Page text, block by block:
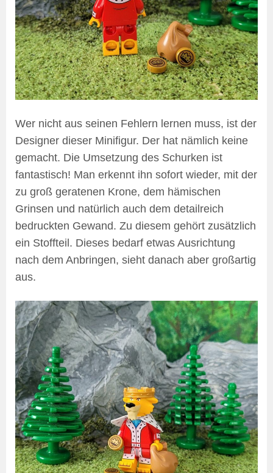
Wer nicht aus seinen Fehlern lernen muss, ist der
Designer dieser Minifigur. Der hat nämlich keine
gemacht. Die Umsetzung des Schurken ist
fantastisch! Man erkennt ihn sofort wieder, mit der
zu groß geratenen Krone, dem hämischen
Grinsen und natürlich auch dem detailreich
bedruckten Gewand. Zu diesem gehört zusätzlich
ein Stoffteil. Dieses bedarf etwas Ausrichtung
nach dem Anbringen, sieht danach aber großartig
aus.